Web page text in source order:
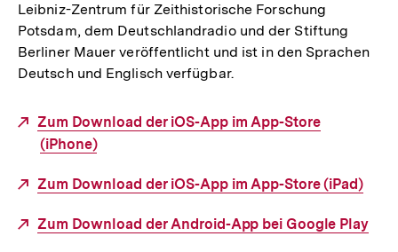
Leibniz-Zentrum für Zeithistorische Forschung
Potsdam, dem Deutschlandradio und der Stiftung
Berliner Mauer veröffentlicht und ist in den Sprachen
Deutsch und Englisch verfügbar.
Externer
Link:
Zum Download der iOS-App im App-Store
(iPhone)
Externer
Zum Download der iOS-App im App-Store (iPad)
Externer
Zum Download der Android-App bei Google Play